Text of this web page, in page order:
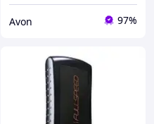
Avon 97%